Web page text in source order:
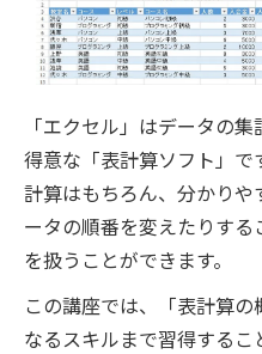
「エクセル」はデータの
得意な「表計算ソフト」で
計算はもちろん、分かり
ータの順番を変えたりす
を扱うことができます。
この講座では、「表計算
なるスキルまで習得するこ